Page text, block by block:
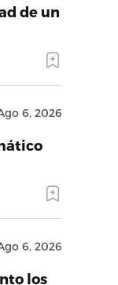
de un
6, 2026
6, 2026
los